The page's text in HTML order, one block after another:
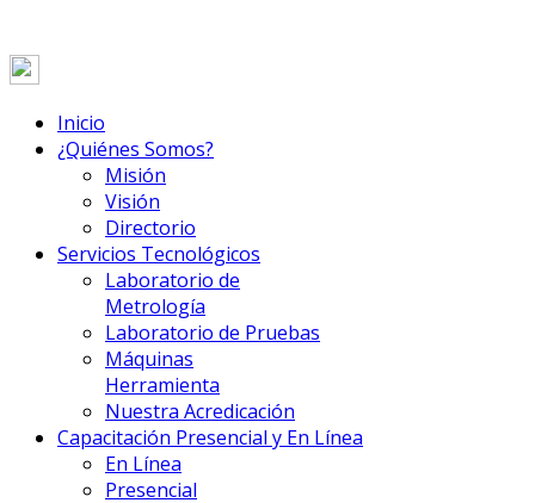
Inicio
¿Quiénes Somos?
Misión
Visión
Directorio
Servicios Tecnológicos
Laboratorio de
Metrología
Laboratorio de Pruebas
Máquinas
Herramienta
Nuestra Acredicación
Capacitación Presencial y En Línea
En Línea
Presencial